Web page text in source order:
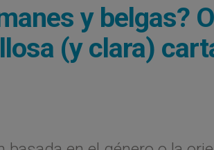
y belgas?
(y clara)